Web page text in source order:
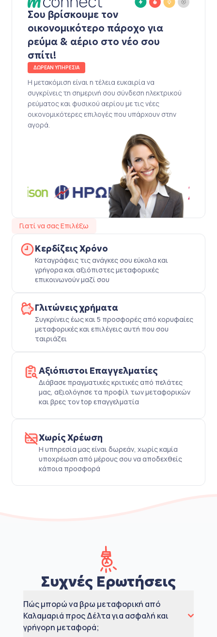
Σου βρίσκουμε τον
οικονομικότερο πάροχο για
ρεύμα & αέριο στο νέο σου
σπίτι!
ΔΩΡΕΑΝ ΥΠΗΡΕΣΙΑ
Η μετακόμιση είναι η τέλεια ευκαιρία να
συγκρίνεις τη σημερινή σου σύνδεση ηλεκτρικού
ρεύματος και φυσικού αερίου με τις νέες
οικονομικότερες επιλογές που υπάρχουν στην
αγορά.
Γιατί να σας Επιλέξω
Κερδίζεις Χρόνο
Καταγράφεις τις ανάγκες σου εύκολα και
γρήγορα και αξιόπιστες μεταφορικές
επικοινωνούν μαζί σου
Γλιτώνεις χρήματα
Συγκρίνεις έως και 5 προσφορές από κορυφαίες
μεταφορικές και επιλέγεις αυτή που σου
ταιριάζει
Αξιόπιστοι Επαγγελματίες
Διάβασε πραγματικές κριτικές από πελάτες
μας, αξιολόγησε τα προφίλ των μεταφορικών
και βρες τον top επαγγελματία
Χωρίς Χρέωση
Η υπηρεσία μας είναι δωρεάν, χωρίς καμία
υποχρέωση από μέρους σου να αποδεχθείς
κάποια προσφορά
Συχνές Ερωτήσεις
Πώς μπορώ να βρω μεταφορική από
Καλαμαριά προς Δέλτα για ασφαλή και
γρήγορη μεταφορά;